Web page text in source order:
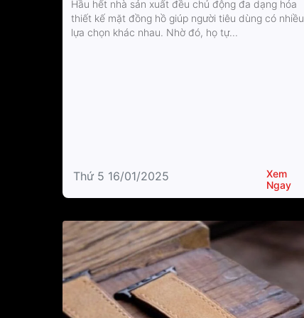
Hầu hết nhà sản xuất đều chủ động đa dạng hóa
thiết kế mặt đồng hồ giúp người tiêu dùng có nhiều
lựa chọn khác nhau. Nhờ đó, họ tự...
Thứ 5 16/01/2025
Xem
Ngay